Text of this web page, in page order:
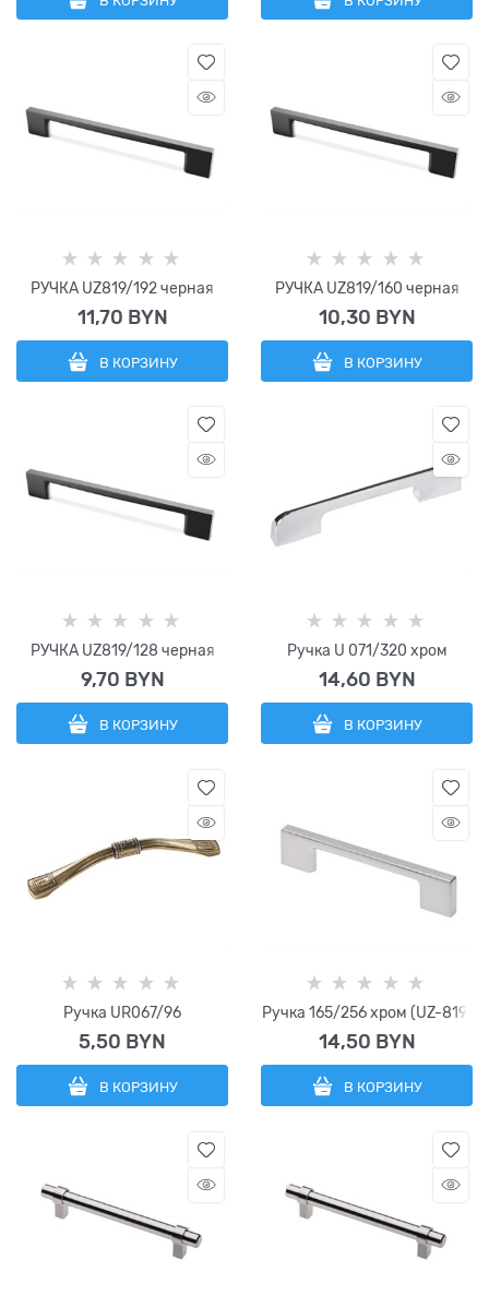
РУЧКА UZ819/192 черная
11,70 BYN
В КОРЗИНУ
РУЧКА UZ819/160 черная
10,30 BYN
В КОРЗИНУ
РУЧКА UZ819/128 черная
9,70 BYN
В КОРЗИНУ
Ручка U 071/320 хром
14,60 BYN
В КОРЗИНУ
Ручка UR067/96
5,50 BYN
В КОРЗИНУ
Ручка 165/256 хром (UZ-819)
14,50 BYN
В КОРЗИНУ